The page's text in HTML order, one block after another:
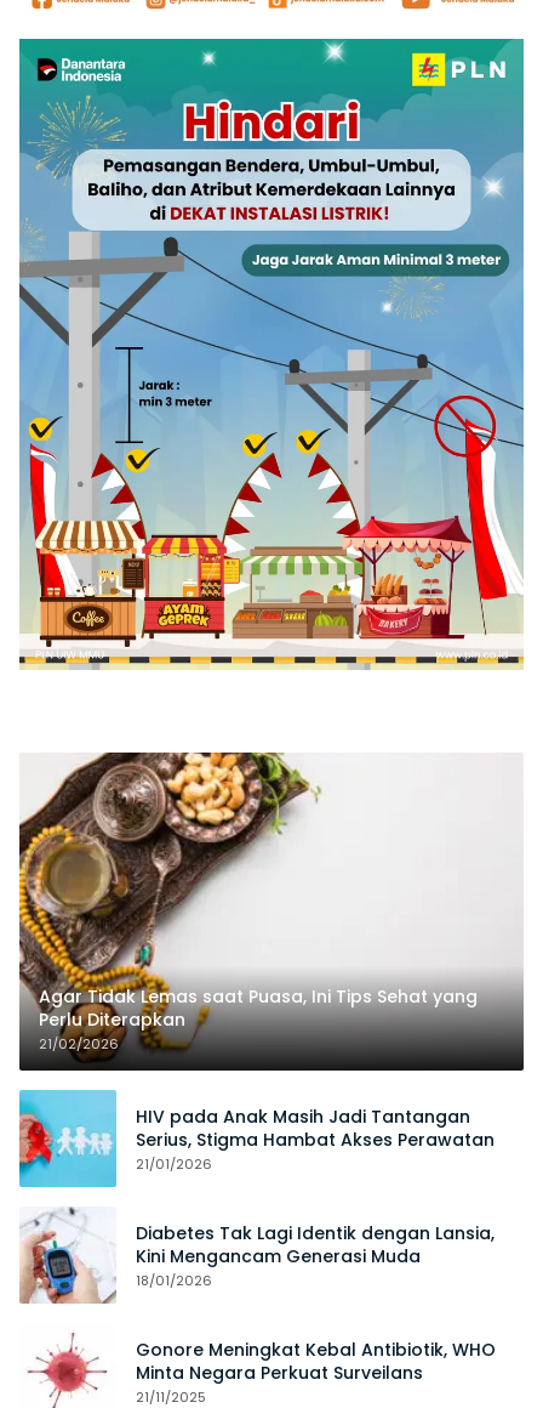
Agar Tidak Lemas saat Puasa, Ini Tips Sehat yang
Perlu Diterapkan
21/02/2026
HIV pada Anak Masih Jadi Tantangan
Serius, Stigma Hambat Akses Perawatan
21/01/2026
Diabetes Tak Lagi Identik dengan Lansia,
Kini Mengancam Generasi Muda
18/01/2026
Gonore Meningkat Kebal Antibiotik, WHO
Minta Negara Perkuat Surveilans
21/11/2025